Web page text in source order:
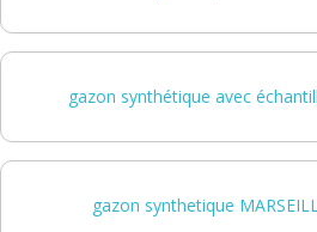
gazon synthétique avec
gazon synthetique